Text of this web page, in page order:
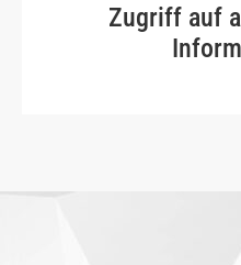
Zugriff auf